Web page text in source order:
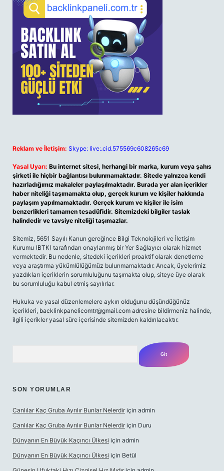
Reklam ve İletişim: Skype: live:.cid.575569c608265c69
Yasal Uyarı: Bu internet sitesi, herhangi bir marka, kurum veya şahıs
şirketi ile hiçbir bağlantısı bulunmamaktadır. Sitede yalnızca kendi
hazırladığımız makaleler paylaşılmaktadır. Burada yer alan içerikler
haber niteliği taşımamakta olup, gerçek kurum ve kişiler hakkında
paylaşım yapılmamaktadır. Gerçek kurum ve kişiler ile isim
benzerlikleri tamamen tesadüfidir. Sitemizdeki bilgiler taslak
halindedir ve tavsiye niteliği taşımazlar.
Sitemiz, 5651 Sayılı Kanun gereğince Bilgi Teknolojileri ve İletişim
Kurumu (BTK) tarafından onaylanmış bir Yer Sağlayıcı olarak hizmet
vermektedir. Bu nedenle, sitedeki içerikleri proaktif olarak denetleme
veya araştırma yükümlülüğümüz bulunmamaktadır. Ancak, üyelerimiz
yazdıkları içeriklerin sorumluluğunu taşımakta olup, siteye üye olarak
bu sorumluluğu kabul etmiş sayılırlar.
Hukuka ve yasal düzenlemelere aykırı olduğunu düşündüğünüz
içerikleri, backlinkpanelicomtr@gmail.com adresine bildirmeniz halinde,
ilgili içerikler yasal süre içerisinde sitemizden kaldırılacaktır.
SON YORUMLAR
Canlılar Kaç Gruba Ayrılır Bunlar Nelerdir için admin
Canlılar Kaç Gruba Ayrılır Bunlar Nelerdir için Duru
Dünyanın En Büyük Kaçıncı Ülkesi için admin
Dünyanın En Büyük Kaçıncı Ülkesi için Betül